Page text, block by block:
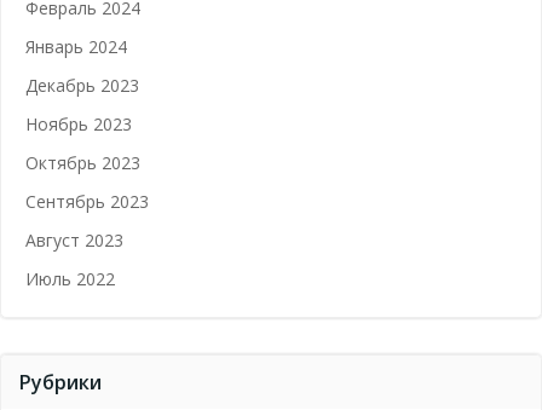
Февраль 2024
Январь 2024
Декабрь 2023
Ноябрь 2023
Октябрь 2023
Сентябрь 2023
Август 2023
Июль 2022
Рубрики